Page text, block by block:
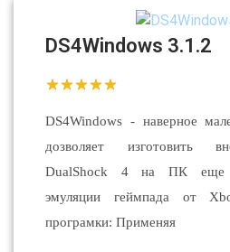
DS4Windows 3.1.2
DS4Windows - наверное
дозволяет изготовить
DualShock 4 на ПК еще
эмуляции геймпада от
програмки: Применяя